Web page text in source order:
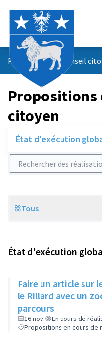
Propositions du conseil
Propositions
citoyen
État d'exécution
Rechercher des réalisations
Scope
Tous
État d'exécution
Faire un article sur
le Rillard avec un
parcours
16 nov.
En cours de
Propositions en cours de